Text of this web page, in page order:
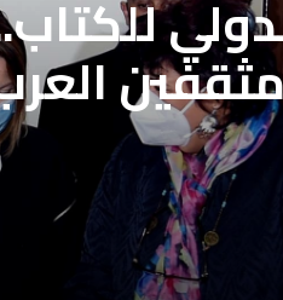
بنقابة